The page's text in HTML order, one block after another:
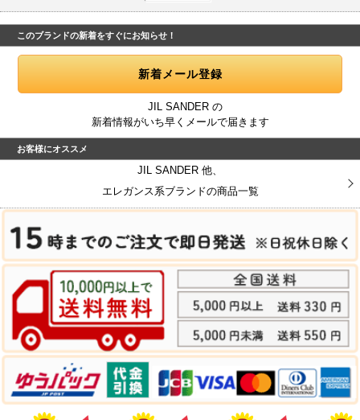
このブランドの新着をすぐにお知らせ！
JIL SANDER の
新着情報がいち早くメールで届きます
お客様にオススメ
JIL SANDER 他、
エレガンス系ブランドの商品一覧